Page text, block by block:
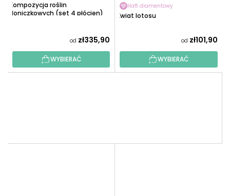
Kompozycja roślin
doniczkowych (set 4 płócien)
od zł335,90
WYBIERAĆ
Haft diamentowy
Kwiat lotosu
od zł101,90
WYBIERAĆ